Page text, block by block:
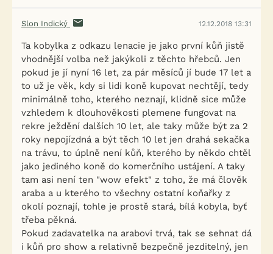
Slon Indický 12.12.2018 13:31
Ta kobylka z odkazu lenacie je jako první kůň jistě
vhodnější volba než jakýkoli z těchto hřebců. Jen
pokud je jí nyní 16 let, za pár měsíců jí bude 17 let a
to už je věk, kdy si lidi koně kupovat nechtějí, tedy
minimálně toho, kterého neznají, klidně sice může
vzhledem k dlouhověkosti plemene fungovat na
rekre ježdění dalších 10 let, ale taky může být za 2
roky nepojízdná a být těch 10 let jen drahá sekačka
na trávu, to úplně není kůň, kterého by někdo chtěl
jako jediného koně do komerčního ustájení. A taky
tam asi není ten "wow efekt" z toho, že má člověk
araba a u kterého to všechny ostatní koňařky z
okolí poznají, tohle je prostě stará, bílá kobyla, byť
třeba pěkná.
Pokud zadavatelka na arabovi trvá, tak se sehnat dá
i kůň pro show a relativně bezpečně jezditelný, jen